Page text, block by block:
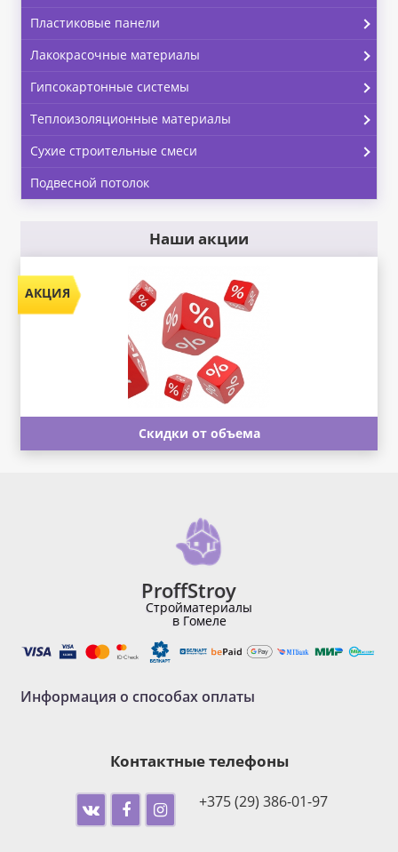
Пластиковые панели
Лакокрасочные материалы
Гипсокартонные системы
Теплоизоляционные материалы
Сухие строительные смеси
Подвесной потолок
Наши акции
Скидки от объема
ProffStroy
Стройматериалы
в Гомеле
Информация о способах оплаты
Контактные телефоны
+375 (29) 386-01-97